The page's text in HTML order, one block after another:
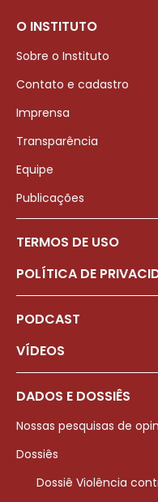
O INSTITUTO
Sobre o Instituto
Contato e cadastro
Imprensa
Transparência
Equipe
Publicações
TERMOS DE USO
POLÍTICA DE
PODCAST
VÍDEOS
DADOS E DOSSIÊS
Nossas pesquisas de
Dossiês
Dossiê Violência